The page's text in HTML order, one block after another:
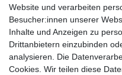
Vertrag
Website und verarbeiten
Besucher:innen unserer
Inhalte und Anzeigen zu
Drittanbietern einzubinden
analysieren. Die
Cookies. Wir teilen diese